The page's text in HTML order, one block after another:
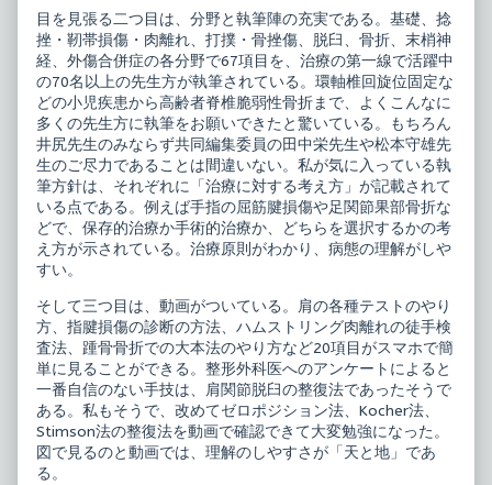
折
published
on
捻
挫・
打
撲・
脱
臼・
骨
折,
目を見張る二つ目は、分野と執筆陣の充実である。基礎、捻
挫・靭帯損傷・肉離れ、打撲・骨挫傷、脱臼、骨折、末梢神
経、外傷合併症の各分野で67項目を、治療の第一線で活躍中
の70名以上の先生方が執筆されている。環軸椎回旋位固定な
どの小児疾患から高齢者脊椎脆弱性骨折まで、よくこんなに
多くの先生方に執筆をお願いできたと驚いている。もちろん
井尻先生のみならず共同編集委員の田中栄先生や松本守雄先
生のご尽力であることは間違いない。私が気に入っている執
筆方針は、それぞれに「治療に対する考え方」が記載されて
いる点である。例えば手指の屈筋腱損傷や足関節果部骨折な
どで、保存的治療か手術的治療か、どちらを選択するかの考
え方が示されている。治療原則がわかり、病態の理解がしや
すい。
そして三つ目は、動画がついている。肩の各種テストのやり
方、指腱損傷の診断の方法、ハムストリング肉離れの徒手検
査法、踵骨骨折での大本法のやり方など20項目がスマホで簡
単に見ることができる。整形外科医へのアンケートによると
一番自信のない手技は、肩関節脱臼の整復法であったそうで
ある。私もそうで、改めてゼロポジション法、Kocher法、
Stimson法の整復法を動画で確認できて大変勉強になった。
図で見るのと動画では、理解のしやすさが「天と地」であ
る。